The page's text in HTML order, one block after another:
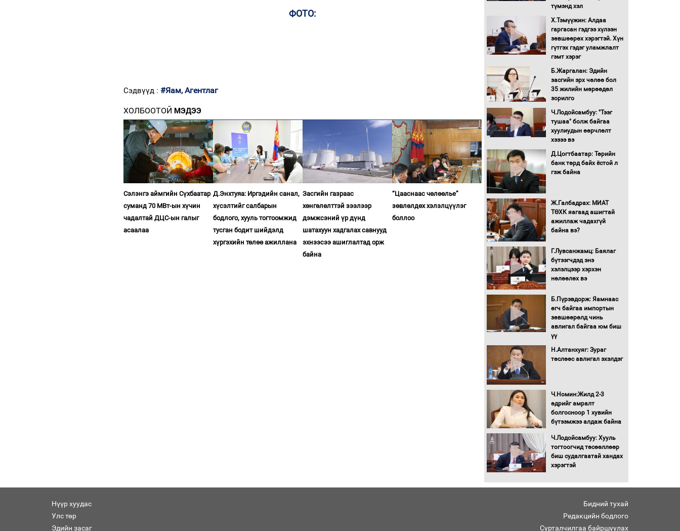
ФОТО:
Сэдвүүд : #Яам, Агентлаг
ХОЛБООТОЙ МЭДЭЭ
Сэлэнгэ аймгийн Сүхбаатар
суманд 70 МВт-ын хүчин
чадалтай ДЦС-ын галыг
асаалаа
Д.Энхтуяа: Иргэдийн санал,
хүсэлтийг салбарын
бодлого, хууль тогтоомжид
тусган бодит шийдэлд
хүргэхийн төлөө ажиллана
Засгийн газраас
хөнгөлөлттэй зээлээр
дэмжсэний үр дүнд
шатахуун хадгалах савнууд
эхнээсээ ашиглалтад орж
байна
“Цааснаас чөлөөлье”
зөвлөлдөх хэлэлцүүлэг
боллоо
хайрхны тэнгэрийг тахих
тахилгад оролцлоо
С.Амарсайхан: Иргэдийг
хохироосон ААН-ийн
нуугтмал хөрөнгийг
битүүмжлэнэ
Н.Номтойбаяр:
Аймгуудад тулгамдаж
буй асуудлуудыг
Засгийн газрын
хуралдаанд танилцуулж,
шийдвэрлүүлнэ
С.Бямбацогт Зүүн Азийн
эрэгтэйчүүдийн
волейболын тэмцээнд
оролцож байгаа баг
тамирчдад амжилт
түлшний онцгой албан
татварыг тэглэлээ
Санхүүгийн хэмнэлтийн
салбар хамаарахгүй
Нөөцийн махны
Монгол Улс “COP17”-д
“Тал хээрийн
төлөвлөгөө”-гөө
танилцуулна
16 төрлийн эмийг нэг эх
Бүх шатанд хэмнэлтийн
горимд шилжиж, найр
наадам, зөвлөгөөн,
хориглолоо
Сайд нар төсвөө хэрхэн
зарцуулах вэ?
хуралдаан болж байна
түмэнд хэл
Х.Тэмүүжин: Алдаа
гаргасан гэдгээ хүлээн
зөвшөөрөх хэрэгтэй. Хүн
гүтгэх гэдэг уламжлалт
гэмт хэрэг
Б.Жаргалан: Эдийн
засгийн эрх чөлөө бол
35 жилийн мөрөөдөл
зорилго
Ч.Лодойсамбуу: "Тээг
тушаа" болж байгаа
хуулиудын өөрчлөлт
хэзээ вэ
Д.Цогтбаатар: Төрийн
банк төрд байх ёстой л
гэж байна
Ж.Галбадрах: МИАТ
ТӨХК яагаад ашигтай
ажиллаж чадахгүй
байна вэ?
Г.Лувсанжамц: Баялаг
бүтээгчдэд энэ
хэлэлцээр хэрхэн
нөлөөлөх вэ
Б.Пүрэвдорж: Яамнаас
өгч байгаа импортын
зөвшөөрөлд чинь
авлигал байгаа юм биш
үү
Н.Алтанхуяг: Зураг
төслөөс авлигал эхэлдэг
Ч.Номин:Жилд 2-3
өдрийг амралт
болгосноор 1 хувийн
бүтээмжээ алдаж байна
Ч.Лодойсамбуу: Хууль
тогтоогчид төсөөллөөр
биш судалгаатай хандах
хэрэгтэй
Нүүр хуудас
Улс төр
Эдийн засаг
Бидний тухай
Редакцийн бодлого
Сурталчилгаа байршуулах